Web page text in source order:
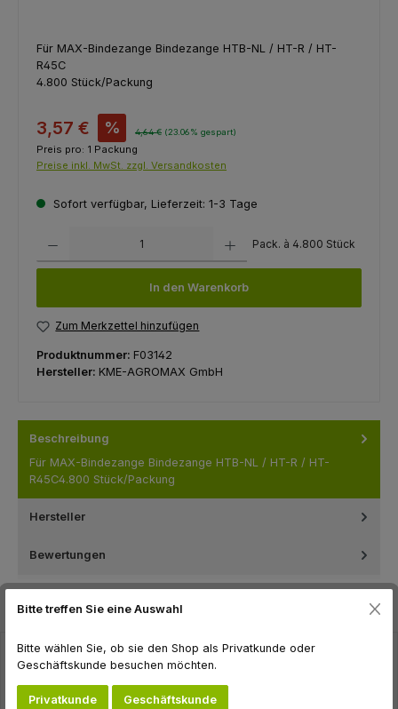
Für MAX-Bindezange Bindezange HTB-NL / HT-R / HT-
R45C
4.800 Stück/Packung
3,57 € % 4,64 € (23.06% gespart)
Preis pro: 1 Packung
Preise inkl. MwSt. zzgl. Versandkosten
Sofort verfügbar, Lieferzeit: 1-3 Tage
Pack. à 4.800 Stück
In den Warenkorb
Zum Merkzettel hinzufügen
Produktnummer: F03142
Hersteller: KME-AGROMAX GmbH
Beschreibung
Für MAX-Bindezange Bindezange HTB-NL / HT-R / HT-
R45C4.800 Stück/Packung
Hersteller
Bewertungen
Bitte treffen Sie eine Auswahl
Bitte wählen Sie, ob sie den Shop als Privatkunde oder
Geschäftskunde besuchen möchten.
Privatkunde Geschäftskunde